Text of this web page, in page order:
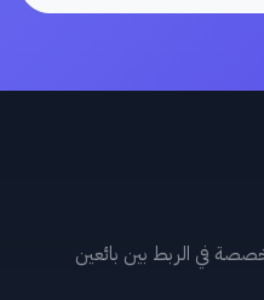
في الربط بين بائعين